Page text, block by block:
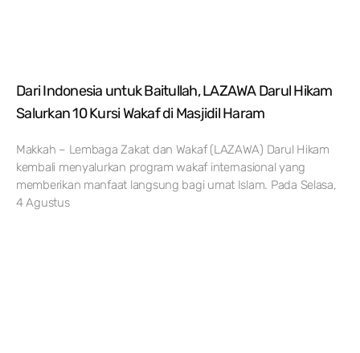
Dari Indonesia untuk Baitullah, LAZAWA Darul Hikam
Salurkan 10 Kursi Wakaf di Masjidil Haram
Makkah – Lembaga Zakat dan Wakaf (LAZAWA) Darul Hikam
kembali menyalurkan program wakaf internasional yang
memberikan manfaat langsung bagi umat Islam. Pada Selasa,
4 Agustus